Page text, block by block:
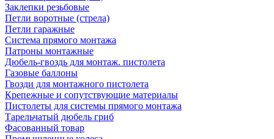
Заклепки резьбовые
Петли воротные (стрела)
Петли гаражные
Система прямого монтажа
Патроны монтажные
Дюбель-гвоздь для монтаж. пистолета
Газовые баллоны
Гвозди для монтажного пистолета
Крепежные и сопутствующие материалы
Пистолеты для системы прямого монтажа
Тарельчатый дюбель гриб
Фасованный товар